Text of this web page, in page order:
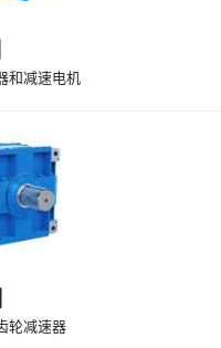
和减速电机
轮减速器